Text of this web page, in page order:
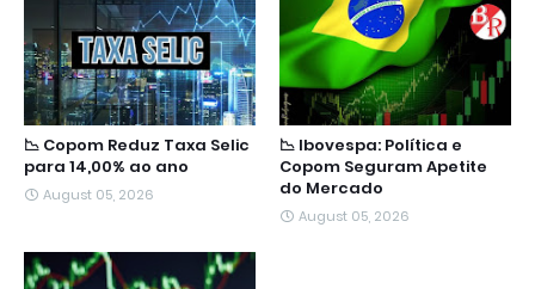
📉 Copom Reduz Taxa Selic
para 14,00% ao ano
August 05, 2026
📉 Ibovespa: Política e
Copom Seguram Apetite
do Mercado
August 05, 2026